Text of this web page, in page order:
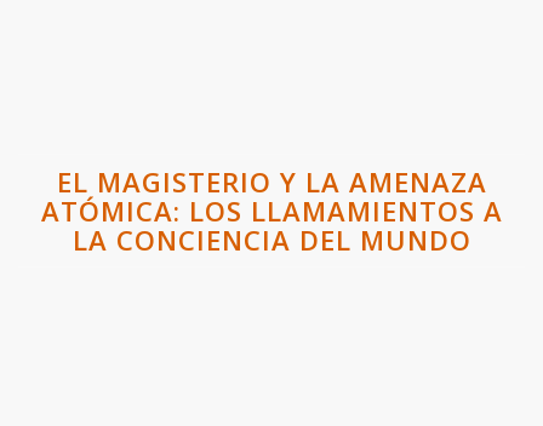
EL MAGISTERIO Y LA AMENAZA
ATÓMICA: LOS LLAMAMIENTOS A
LA CONCIENCIA DEL MUNDO